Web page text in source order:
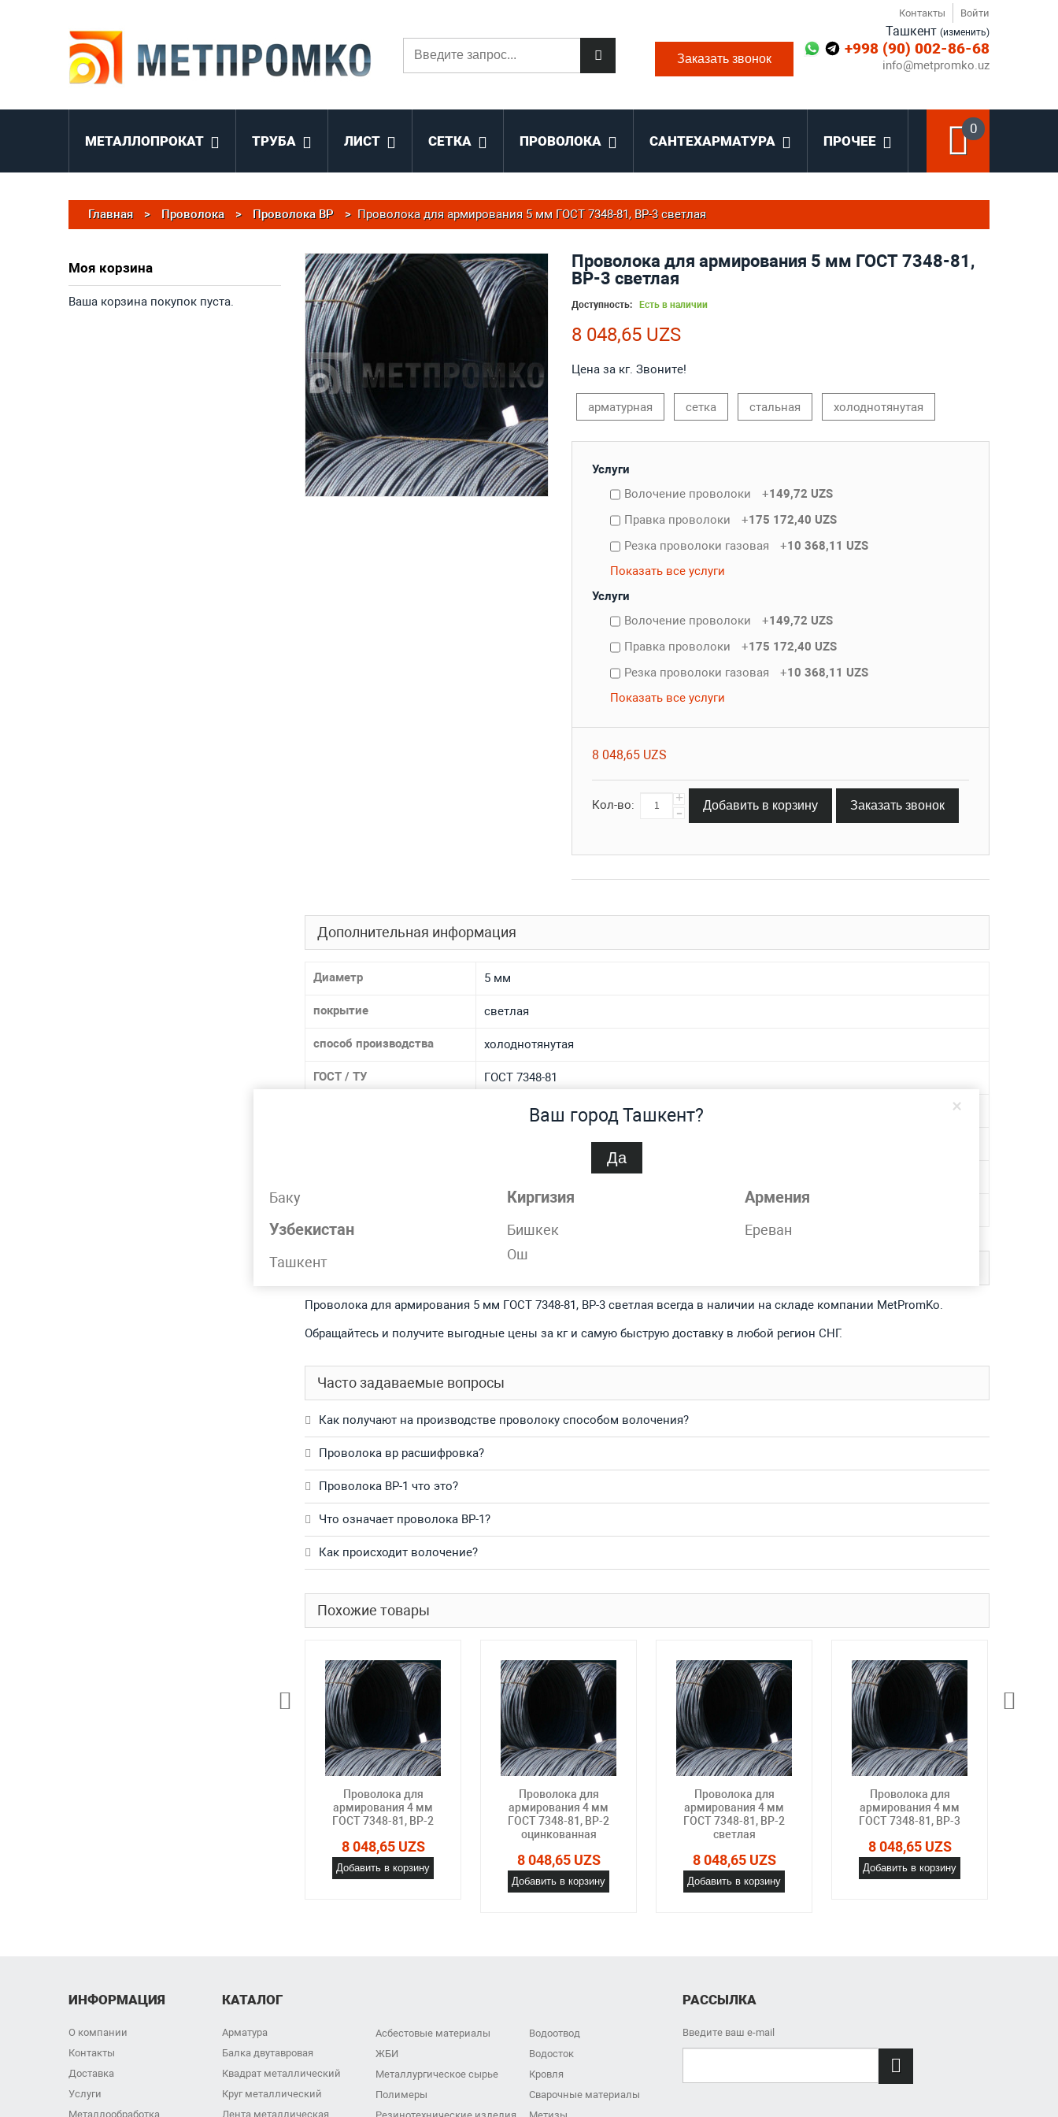
×
Ваш город Ташкент?
Да
Баку
Узбекистан
Ташкент
Киргизия
Бишкек
Ош
Армения
Ереван
Ташкент (изменить)
+998 (90) 002-86-68
info@metpromko.uz
Контакты Войти
Заказать звонок
0
МЕТАЛЛОПРОКАТ
ТРУБА ЛИСТ СЕТКА ПРОВОЛОКА САНТЕХАРМАТУРА ПРОЧЕЕ
Главная > Проволока > Проволока ВР > Проволока для армирования 5 мм ГОСТ 7348-81, ВР-3 светлая
Проволока для армирования 5 мм ГОСТ 7348-81,
ВР-3 светлая
Доступность: Есть в наличии
8 048,65 UZS
Цена за кг. Звоните!
арматурная сетка стальная холоднотянутая
Услуги
Волочение проволоки
+149,72 UZS
Правка проволоки
+175 172,40 UZS
Резка проволоки газовая
+10 368,11 UZS
Показать все услуги
Услуги
Волочение проволоки
+149,72 UZS
Правка проволоки
+175 172,40 UZS
Резка проволоки газовая
+10 368,11 UZS
Показать все услуги
8 048,65 UZS
Кол-во: +
- Добавить в корзину Заказать звонок
Дополнительная информация
Диаметр 5 мм
покрытие светлая
способ производства холоднотянутая
ГОСТ / ТУ ГОСТ 7348-81
стальная
Подробности
Проволока для армирования 5 мм ГОСТ 7348-81, ВР-3 светлая всегда в наличии на складе компании MetPromKo.
Обращайтесь и получите выгодные цены за кг и самую быструю доставку в любой регион СНГ.
Часто задаваемые вопросы
Как получают на производстве проволоку способом волочения?
Проволока вр расшифровка?
Проволока ВР-1 что это?
Что означает проволока ВР-1?
Как происходит волочение?
Похожие товары
Проволока для
армирования 4 мм
ГОСТ 7348-81, ВР-2
8 048,65 UZS
Добавить в корзину
Проволока для
армирования 4 мм
ГОСТ 7348-81, ВР-2
оцинкованная
8 048,65 UZS
Добавить в корзину
Проволока для
армирования 4 мм
ГОСТ 7348-81, ВР-2
светлая
8 048,65 UZS
Добавить в корзину
Проволока для
армирования 4 мм
ГОСТ 7348-81, ВР-3
8 048,65 UZS
Добавить в корзину
Моя корзина
Ваша корзина покупок пуста.
ИНФОРМАЦИЯ
О компании
Контакты
Доставка
Услуги
Металлообработка
КАТАЛОГ
Арматура
Балка двутавровая
Квадрат металлический
Круг металлический
Лента металлическая
Асбестовые материалы
ЖБИ
Металлургическое сырье
Полимеры
Водоотвод
Водосток
Кровля
Сварочные материалы
РАССЫЛКА
Введите ваш e-mail
